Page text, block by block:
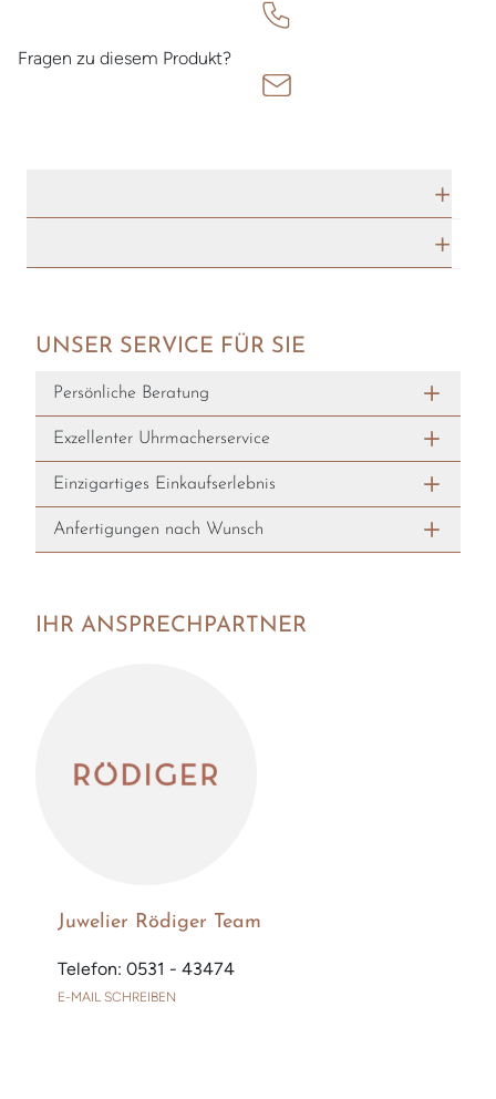
Fragen zu diesem Produkt?
IHR ANSPRECHPARTNER
Juwelier Rödiger Team
Telefon: 0531 - 43474
E-MAIL SCHREIBEN
UNSER SERVICE FÜR SIE
Persönliche Beratung
Exzellenter Uhrmacherservice
Einzigartiges Einkaufserlebnis
Anfertigungen nach Wunsch